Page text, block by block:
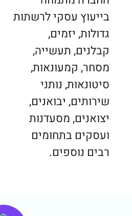
בייעוץ עסקי לרשתות
גדולות, יזמים,
קבלנים, תעשייה,
מסחר, קמעונאות,
סיטונאות, נותני
שירותים, יבואנים,
יצואנים, מסעדנות
ועסקים בתחומים
רבים נוספים.